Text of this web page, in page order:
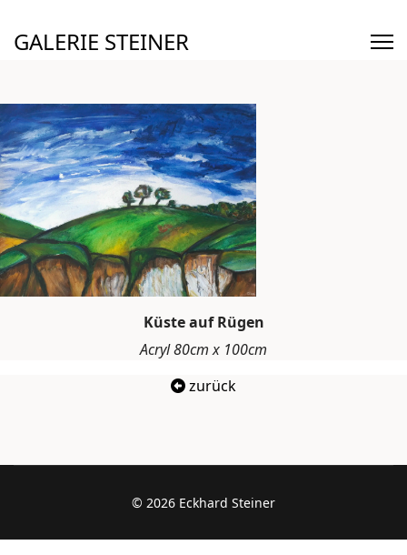
GALERIE STEINER
Küste auf Rügen
Acryl 80cm x 100cm
zurück
© 2026 Eckhard Steiner